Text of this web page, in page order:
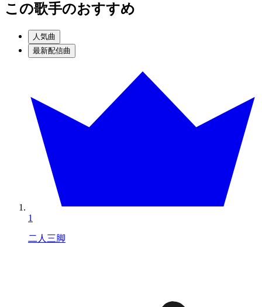
この歌手のおすすめ
人気曲
最新配信曲
1
二人三脚